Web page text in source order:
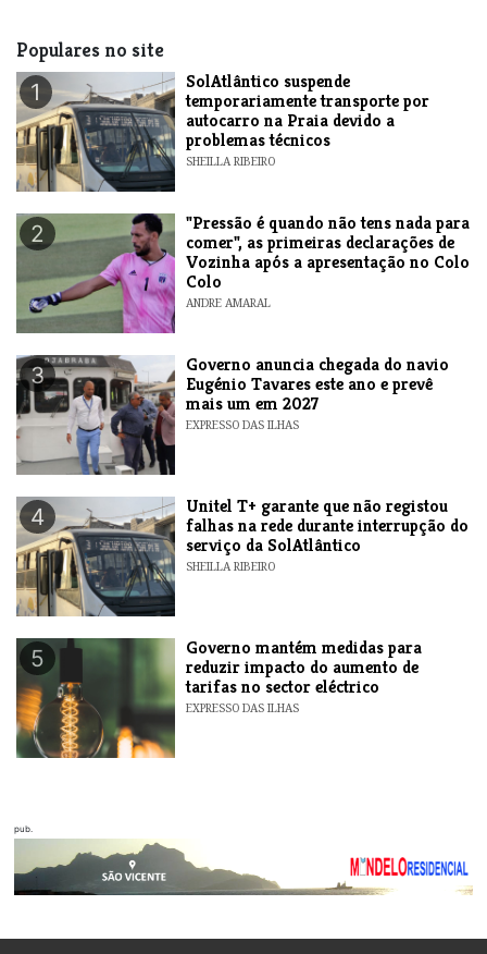
Populares no site
1
SolAtlântico suspende
temporariamente transporte por
autocarro na Praia devido a
problemas técnicos
SHEILLA RIBEIRO
2
"Pressão é quando não tens nada para
comer", as primeiras declarações de
Vozinha após a apresentação no Colo
Colo
ANDRE AMARAL
3
Governo anuncia chegada do navio
Eugénio Tavares este ano e prevê
mais um em 2027
EXPRESSO DAS ILHAS
4
Unitel T+ garante que não registou
falhas na rede durante interrupção do
serviço da SolAtlântico
SHEILLA RIBEIRO
5
Governo mantém medidas para
reduzir impacto do aumento de
tarifas no sector eléctrico
EXPRESSO DAS ILHAS
pub.